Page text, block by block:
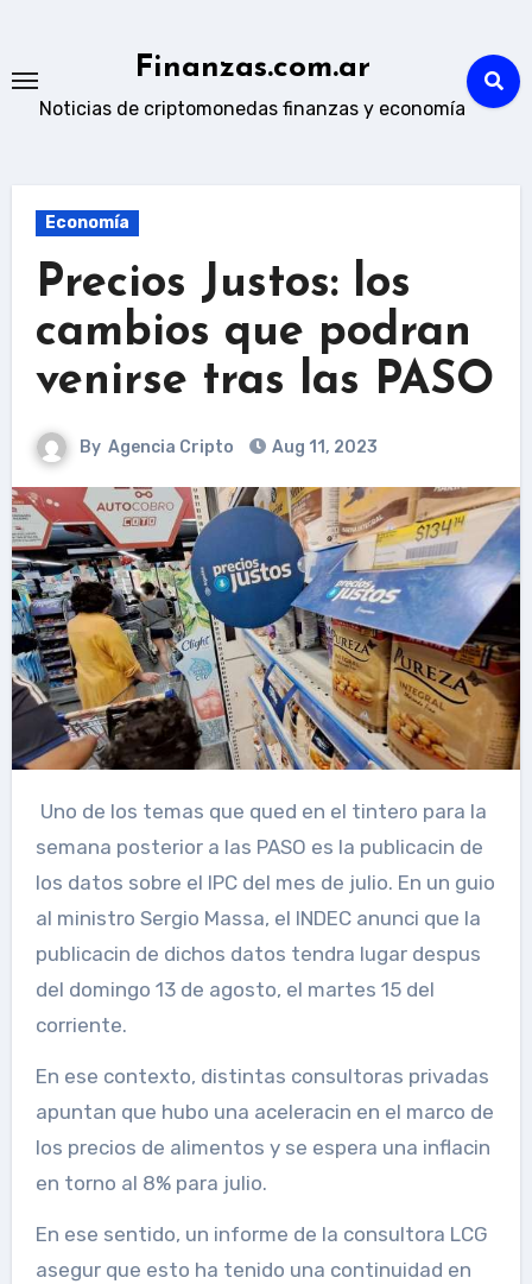
content
Finanzas.com.ar
Noticias de criptomonedas finanzas y economía
Economía
Precios Justos: los
cambios que podran
venirse tras las PASO
By Agencia Cripto Aug 11, 2023
Uno de los temas que qued en el tintero para la
semana posterior a las PASO es la publicacin de
los datos sobre el IPC del mes de julio. En un guio
al ministro Sergio Massa, el INDEC anunci que la
publicacin de dichos datos tendra lugar despus
del domingo 13 de agosto, el martes 15 del
corriente.
En ese contexto, distintas consultoras privadas
apuntan que hubo una aceleracin en el marco de
los precios de alimentos y se espera una inflacin
en torno al 8% para julio.
En ese sentido, un informe de la consultora LCG
asegur que esto ha tenido una continuidad en